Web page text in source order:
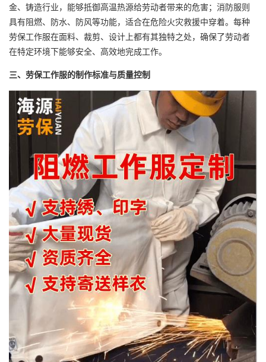
金、铸造行业，能够抵御高温热源给劳动者带来的危害；消防服则
具有阻燃、防水、防风等功能，适合在危险火灾救援中穿着。每种
劳保工作服在面料、裁剪、设计上都有其独特之处，确保了劳动者
在特定环境下能够安全、高效地完成工作。
三、劳保工作服的制作标准与质量控制